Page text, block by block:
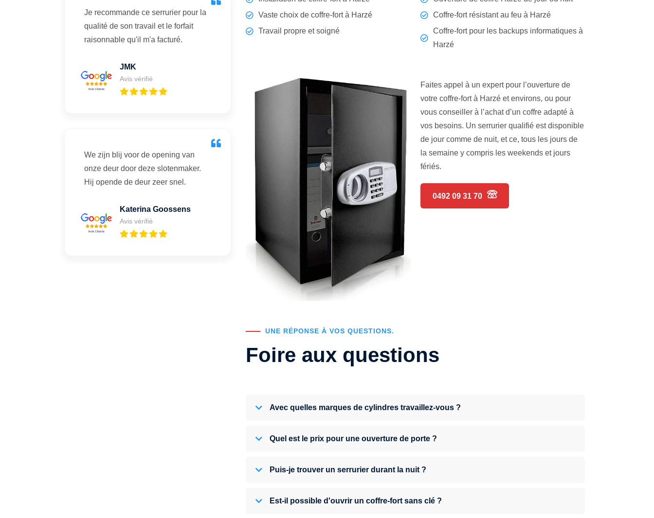
Je recommande ce serrurier pour la
qualité de son travail et le forfait
raisonnable qu'il m'a facturé.
JMK
Avis vérifié
We zijn blij voor de opening van
onze deur door deze slotenmaker.
Hij opende de deur zeer snel.
Katerina Goossens
Avis vérifié
Vaste choix de coffre-fort à Harzé
Travail propre et soigné
Coffre-fort résistant au feu à Harzé
Coffre-fort pour les backups informatiques à
Harzé
Faites appel à un expert pour l’ouverture de
votre coffre-fort à Harzé et environs, ou pour
vous conseiller à l’achat d’un coffre adapté à
vos besoins. Un serrurier qualifié est disponible
de jour comme de nuit, et ce, tous les jours de
la semaine y compris les weekends et jours
fériés.
0492 09 31 70
UNE RÉPONSE À VOS QUESTIONS.
Foire aux questions
Avec quelles marques de cylindres travaillez-vous ?
Quel est le prix pour une ouverture de porte ?
Puis-je trouver un serrurier durant la nuit ?
Est-il possible d'ouvrir un coffre-fort sans clé ?